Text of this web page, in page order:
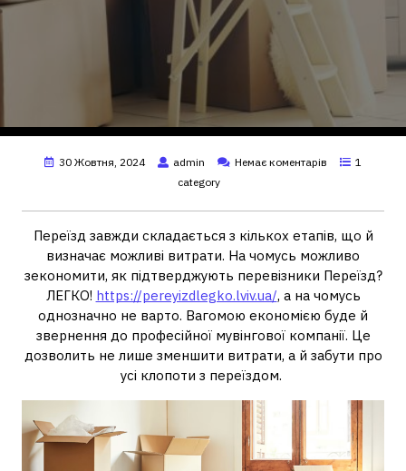
30 Жовтня, 2024 admin Немає коментарів
1
category
Переїзд завжди складається з кількох етапів, що й
визначає можливі витрати. На чомусь можливо
зекономити, як підтверджують перевізники Переїзд?
ЛЕГКО! https://pereyizdlegko.lviv.ua/, а на чомусь
однозначно не варто. Вагомою економією буде й
звернення до професійної мувінгової компанії. Це
дозволить не лише зменшити витрати, а й забути про
усі клопоти з переїздом.